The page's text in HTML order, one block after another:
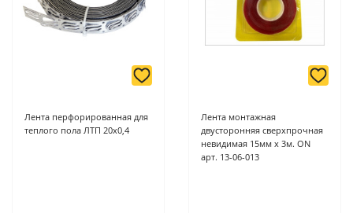
Лента перфорированная для
теплого пола ЛТП 20х0,4
Лента монтажная
двусторонняя сверхпрочная
невидимая 15мм х 3м. ON
арт. 13-06-013